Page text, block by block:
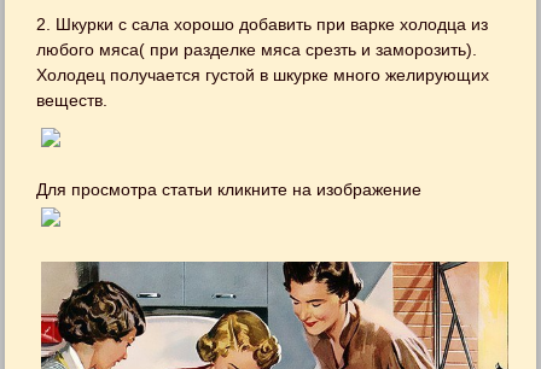
2. Шкурки с сала хорошо добавить при варке холодца из
любого мяса( при разделке мяса срезть и заморозить).
Холодец получается густой в шкурке много желирующих
веществ.
Для просмотра статьи кликните на изображение